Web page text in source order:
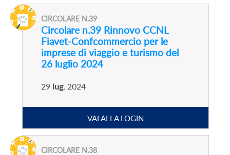
CIRCOLARE N.39
Circolare n.39 Rinnovo CCNL
Fiavet-Confcommercio per le
imprese di viaggio e turismo del
26 luglio 2024
29 lug, 2024
VAI ALLA LOGIN
CIRCOLARE N.38